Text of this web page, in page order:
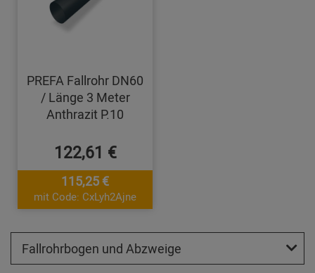
PREFA Fallrohr DN60
/ Länge 3 Meter
Anthrazit P.10
122,61 €
115,25 €
mit Code: CxLyh2Ajne
Fallrohrbogen und Abzweige